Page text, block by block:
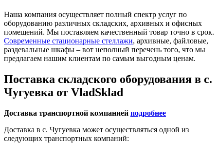
Наша компания осуществляет полный спектр услуг по
оборудованию различных складских, архивных и офисных
помещений. Мы поставляем качественный товар точно в срок.
Современные стационарные стеллажи, архивные, файловые,
раздевальные шкафы – вот неполный перечень того, что мы
предлагаем нашим клиентам по самым выгодным ценам.
Поставка складского оборудования в с.
Чугуевка от VladSklad
Доставка транспортной компанией подробнее
Доставка в с. Чугуевка может осуществляться одной из
следующих транспортных компаний: